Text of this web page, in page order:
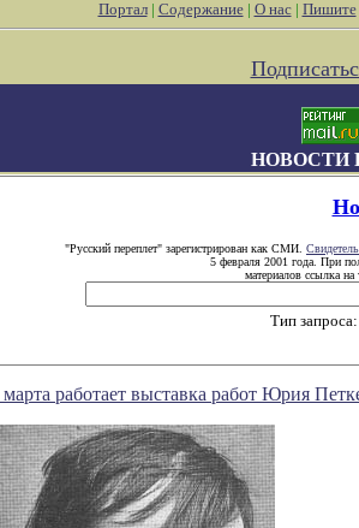
Портал| Содержание| О нас| Пишите
НОВОСТИ
"Русский переплет" зарегистрирован как СМИ.
5 февраля 2001 года. При
материалов ссылка
Тип
работает выставка работ Юрия